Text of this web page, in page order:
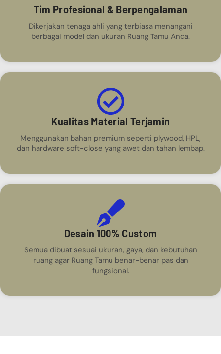
Tim Profesional & Berpengalaman
Dikerjakan tenaga ahli yang terbiasa menangani
berbagai model dan ukuran Ruang Tamu Anda.
Kualitas Material Terjamin
Menggunakan bahan premium seperti plywood, HPL,
dan hardware soft-close yang awet dan tahan lembap.
Desain 100% Custom
Semua dibuat sesuai ukuran, gaya, dan kebutuhan
ruang agar Ruang Tamu benar-benar pas dan
fungsional.